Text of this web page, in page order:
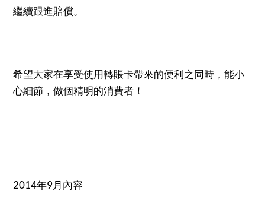
繼續跟進賠償。
希望大家在享受使用轉賬卡帶來的便利之同時，能小
心細節，做個精明的消費者！
2014年9月內容